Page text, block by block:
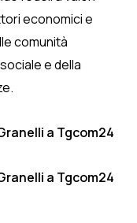
economici e
comunità
e della
a Tgcom24
a Tgcom24